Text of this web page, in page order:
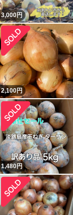
3,000円
2,100円
1,480円